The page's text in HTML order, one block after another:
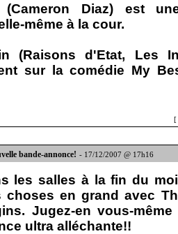
(Cameron Diaz) est
même à la cour.
(Raisons d'Etat, Les
sur la comédie My
[
bande-annonce! - 17/12/2007 @ 17h16
les salles à la fin du
choses en grand avec
Jugez-en vous-
ultra alléchante!!